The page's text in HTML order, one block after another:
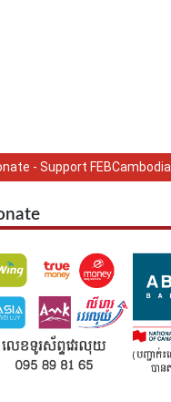
- Support FEBCambodia